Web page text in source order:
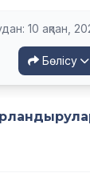
10 ақпан,
Бөлісу